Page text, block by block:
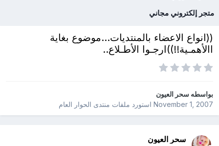
متجر إلكتروني مجاني
((انواع الاعضاء بالمنتديات...موضوع بغاية
االأهمـية!!))ارجـوا الأطـلاع..
بواسطهسحر العيون
November 1, 2007استورد ملفات منتدى الحوار العام
سحر العيون